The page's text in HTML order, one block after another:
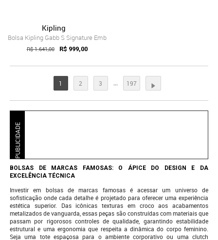
Kipling
Bolsa Kipling Gabb S Signature Emb
R$ 1.641,00 R$ 999,00
1 2 3 197
PUBLICIDADE
BOLSAS DE MARCAS FAMOSAS: O ÁPICE DO DESIGN E DA
EXCELÊNCIA TÉCNICA
Investir em bolsas de marcas famosas é acessar um universo de
sofisticação onde cada detalhe é projetado para oferecer uma experiência
estética superior. Das icônicas texturas em croco aos acabamentos
metalizados de vanguarda, essas peças são construídas com materiais que
passam por rigorosos controles de qualidade, garantindo estabilidade
estrutural e uma ergonomia que respeita a dinâmica do corpo feminino.
Seja uma tote espaçosa para o ambiente corporativo ou uma clutch